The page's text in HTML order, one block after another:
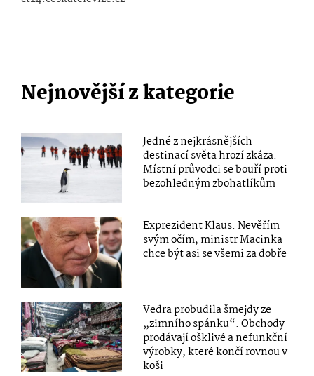
Nejnovější z kategorie
Jedné z nejkrásnějších
destinací světa hrozí zkáza.
Místní průvodci se bouří proti
bezohledným zbohatlíkům
Exprezident Klaus: Nevěřím
svým očím, ministr Macinka
chce být asi se všemi za dobře
Vedra probudila šmejdy ze
„zimního spánku“. Obchody
prodávají ošklivé a nefunkční
výrobky, které končí rovnou v
koši